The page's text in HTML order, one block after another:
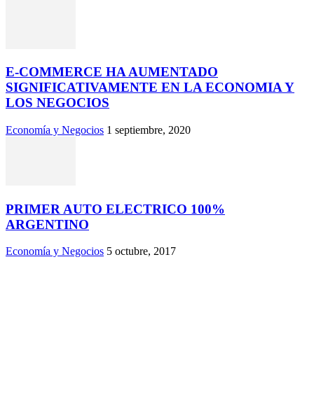
E-COMMERCE HA AUMENTADO
SIGNIFICATIVAMENTE EN LA ECONOMIA Y
LOS NEGOCIOS
Economía y Negocios 1 septiembre, 2020
PRIMER AUTO ELECTRICO 100%
ARGENTINO
Economía y Negocios 5 octubre, 2017